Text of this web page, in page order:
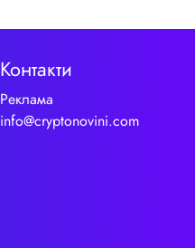
Контакти
Реклама
info@cryptonovini.com